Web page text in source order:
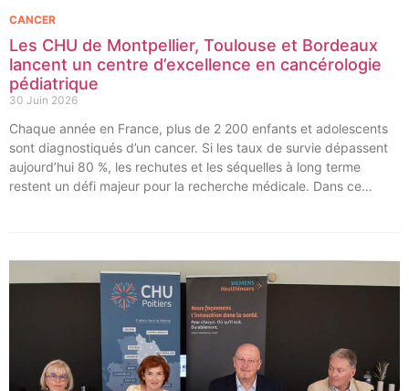
Les CHU de Montpellier, Toulouse et Bordeaux
lancent un centre d’excellence en cancérologie
pédiatrique
30 Juin 2026
CANCER
Chaque année en France, plus de 2 200 enfants et adolescents
sont diagnostiqués d’un cancer. Si les taux de survie dépassent
aujourd’hui 80 %, les rechutes et les séquelles à long terme
restent un défi majeur pour la recherche médicale. Dans ce
cancers pédiatriques.